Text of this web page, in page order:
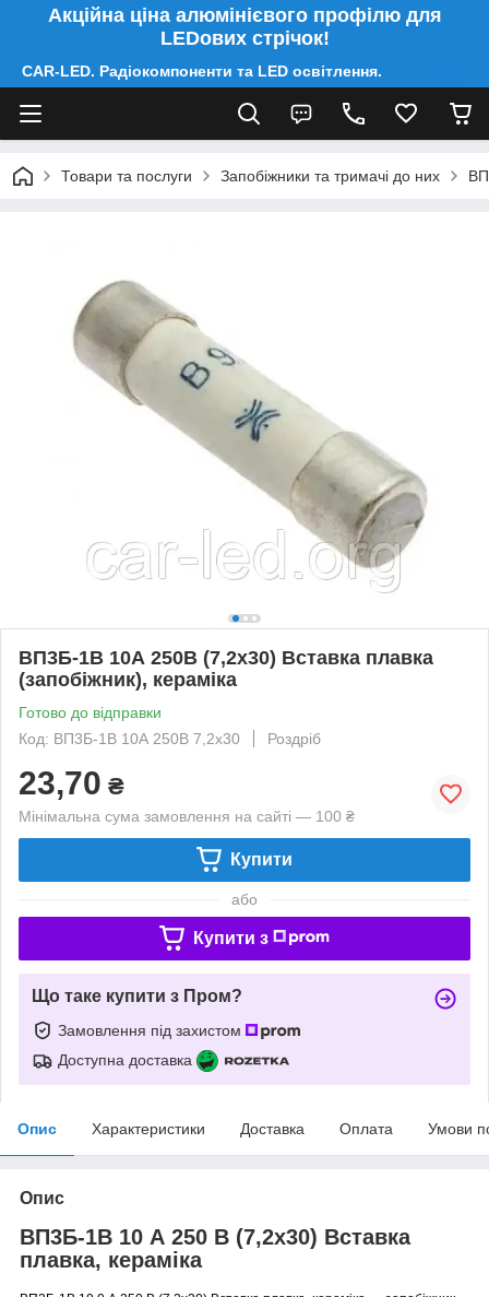
Акційна ціна алюмінієвого профілю для
LEDових стрічок!
CAR-LED. Радіокомпоненти та LED освітлення.
Товари та послуги Запобіжники та тримачі до них
ВП3Б-1В 10А 250В (7,2x30) Вставка плавка
(запобіжник), кераміка
Готово до відправки
Код: ВП3Б-1В 10А 250В 7,2x30
Роздріб
23,70 ₴
Мінімальна сума замовлення на сайті — 100 ₴
Купити
або
Купити з
Що таке купити з Пром?
Замовлення під захистом
Доступна доставка
Опис Характеристики Доставка Оплата Умови
Опис
ВП3Б-1В 10 А 250 В (7,2x30) Вставка
плавка, кераміка